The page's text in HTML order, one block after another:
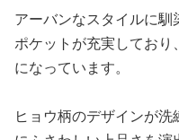
アーバンなスタイルに馴
ポケットが充実してお
になっています。
ヒョウ柄のデザインが